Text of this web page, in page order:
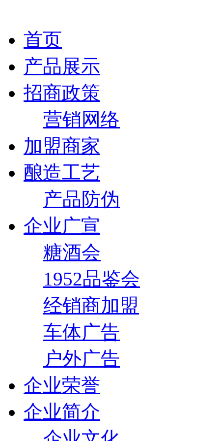
首页
产品展示
招商政策
营销网络
加盟商家
酿造工艺
产品防伪
企业广宣
糖酒会
1952品鉴会
经销商加盟
车体广告
户外广告
企业荣誉
企业简介